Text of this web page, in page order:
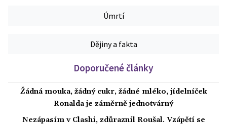
Úmrtí
Dějiny a fakta
Doporučené články
Žádná mouka, žádný cukr, žádné mléko, jídelníček
Ronalda je záměrně jednotvárný
Nezápasím v Clashi, zdůraznil Roušal. Vzápětí se